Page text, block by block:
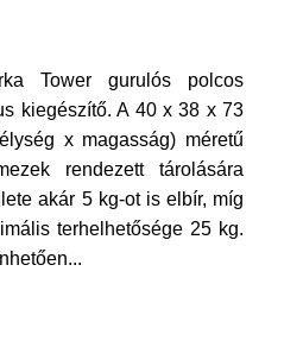
Tower gurulós polcos
kiegészítő. A 40 x 38 x 73
x magasság) méretű
rendezett tárolására
akár 5 kg-ot is elbír, míg
terhelhetősége 25 kg.
...